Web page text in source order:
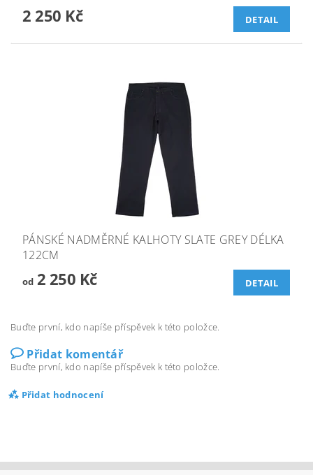
2 250 Kč DETAIL
PÁNSKÉ NADMĚRNÉ KALHOTY SLATE GREY DÉLKA
122CM
od2 250 Kč DETAIL
Buďte první, kdo napíše příspěvek k této položce.
Přidat komentář
Buďte první, kdo napíše příspěvek k této položce.
Přidat hodnocení